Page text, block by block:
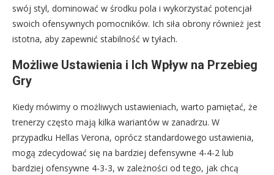
swój styl, dominować w środku pola i wykorzystać potencjał
swoich ofensywnych pomocników. Ich siła obrony również jest
istotna, aby zapewnić stabilność w tyłach.
Możliwe Ustawienia i Ich Wpływ na Przebieg
Gry
Kiedy mówimy o możliwych ustawieniach, warto pamiętać, że
trenerzy często mają kilka wariantów w zanadrzu. W
przypadku Hellas Verona, oprócz standardowego ustawienia,
mogą zdecydować się na bardziej defensywne 4-4-2 lub
bardziej ofensywne 4-3-3, w zależności od tego, jak chcą